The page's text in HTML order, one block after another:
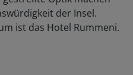
der Insel.
ist das Hotel Rummeni.